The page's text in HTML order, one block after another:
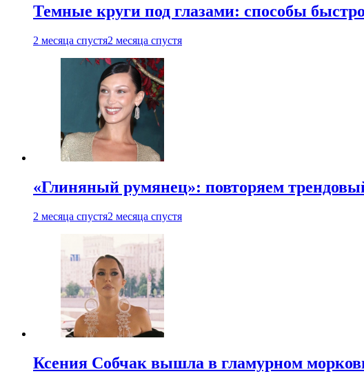
Темные круги под глазами: способы
2 месяца спустя2 месяца спустя
«Глиняный румянец»: повторяем
2 месяца спустя2 месяца спустя
Ксения Собчак вышла в гламурном